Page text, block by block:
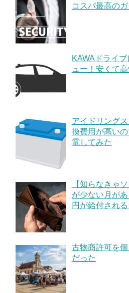
コスパ最高の
KAWAドライ
ュー！安くて
アイドリング
換費用が高い
電してみた
【知らなきゃ
が少ない月が
円が給付される
古物商許可を
だった